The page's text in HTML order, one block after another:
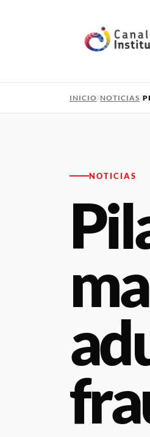
INICIO NOTICIAS
NOTICIAS